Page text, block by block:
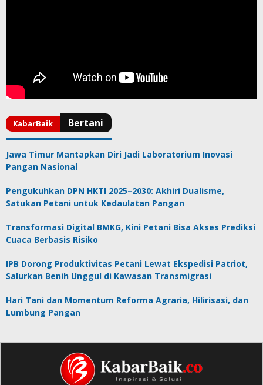
Jawa Timur Mantapkan Diri Jadi Laboratorium Inovasi
Pangan Nasional
Pengukuhkan DPN HKTI 2025–2030: Akhiri Dualisme,
Satukan Petani untuk Kedaulatan Pangan
Transformasi Digital BMKG, Kini Petani Bisa Akses Prediksi
Cuaca Berbasis Risiko
IPB Dorong Produktivitas Petani Lewat Ekspedisi Patriot,
Salurkan Benih Unggul di Kawasan Transmigrasi
Hari Tani dan Momentum Reforma Agraria, Hilirisasi, dan
Lumbung Pangan